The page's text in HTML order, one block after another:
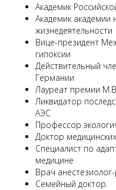
Академик
Академик академии
жизнедеятельности
Вице-президент
гипоксии
Действительный
Германии
Лауреат премии
Ликвидатор
АЭС
Профессор
Доктор
Специалист по
медицине
Врач
Семейный доктор.